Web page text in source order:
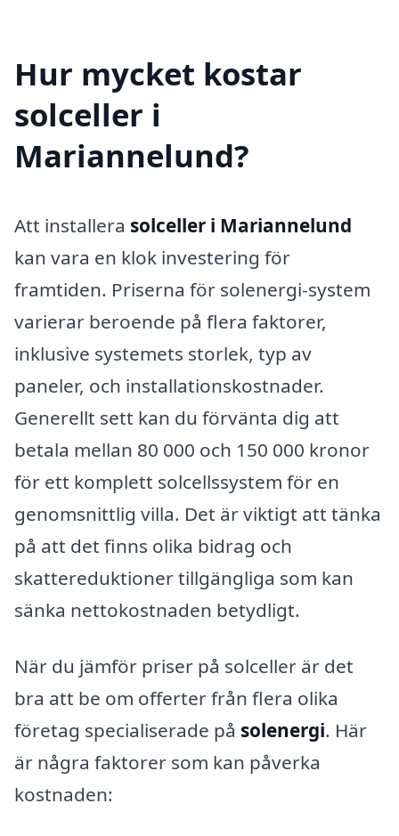
Hur mycket kostar
solceller i
Mariannelund?
Att installera solceller i Mariannelund
kan vara en klok investering för
framtiden. Priserna för solenergi-system
varierar beroende på flera faktorer,
inklusive systemets storlek, typ av
paneler, och installationskostnader.
Generellt sett kan du förvänta dig att
betala mellan 80 000 och 150 000 kronor
för ett komplett solcellssystem för en
genomsnittlig villa. Det är viktigt att tänka
på att det finns olika bidrag och
skattereduktioner tillgängliga som kan
sänka nettokostnaden betydligt.
När du jämför priser på solceller är det
bra att be om offerter från flera olika
företag specialiserade på solenergi. Här
är några faktorer som kan påverka
kostnaden: